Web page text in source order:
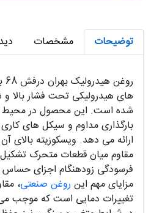
توضیحات مشخصات
های هیدرولیکی تحت فشار
شده است. این محصول در محیط‌
بارگذاری مداوم و سیکل‌ های کاری
ارائه می‌ دهد. ویسکوزیته بالای
مقاوم میان قطعات متحرک
فرسودگی زودهنگام اجزای
مزایای مهم این روغن صنعتی،
تغییرات دمایی است که موجب